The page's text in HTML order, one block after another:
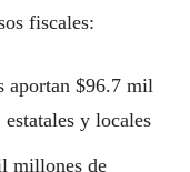
fiscales:
aportan $96.7 mil
y locales
millones de